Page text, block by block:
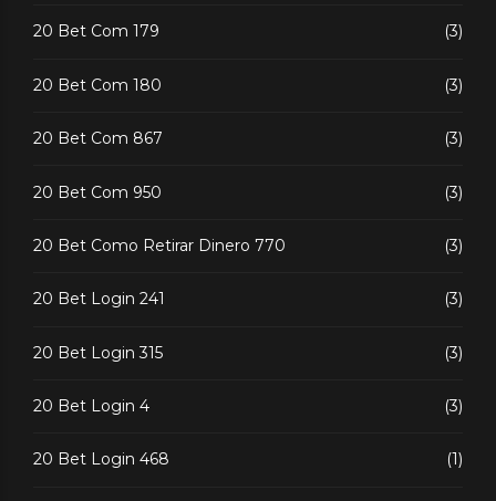
20 Bet Com 179 (3)
20 Bet Com 180 (3)
20 Bet Com 867 (3)
20 Bet Com 950 (3)
20 Bet Como Retirar Dinero 770 (3)
20 Bet Login 241 (3)
20 Bet Login 315 (3)
20 Bet Login 4 (3)
20 Bet Login 468 (1)